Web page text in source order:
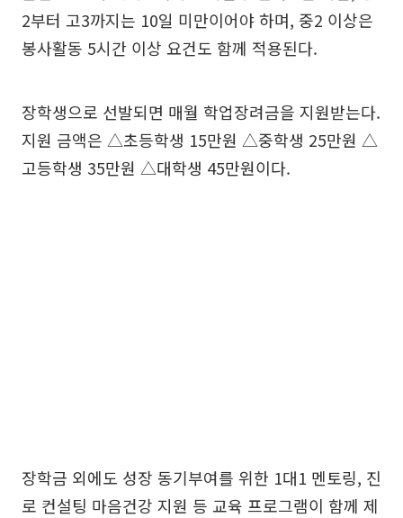
2부터 고3까지는 10일 미만이어야 하며, 중2 이상은
봉사활동 5시간 이상 요건도 함께 적용된다.
장학생으로 선발되면 매월 학업장려금을 지원받는다.
지원 금액은 △초등학생 15만원 △중학생 25만원 △
고등학생 35만원 △대학생 45만원이다.
장학금 외에도 성장 동기부여를 위한 1대1 멘토링, 진
로 컨설팅 마음건강 지원 등 교육 프로그램이 함께 제